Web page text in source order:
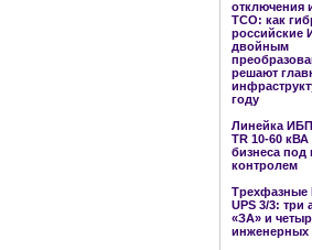
отключения
TCO: как
российские
двойным
решают
году
Линейка ИБП
TR 10-60 кВА
бизнеса
контролем
Трехфазные
UPS 3/3: три
«ЗА» и
инженерных